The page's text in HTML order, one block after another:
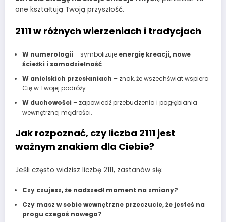
one kształtują Twoją przyszłość.
2111 w różnych wierzeniach i tradycjach
W numerologii – symbolizuje energię kreacji, nowe
ścieżki i samodzielność.
W anielskich przesłaniach – znak, że wszechświat wspiera
Cię w Twojej podróży.
W duchowości – zapowiedź przebudzenia i pogłębiania
wewnętrznej mądrości.
Jak rozpoznać, czy liczba 2111 jest
ważnym znakiem dla Ciebie?
Jeśli często widzisz liczbę 2111, zastanów się:
Czy czujesz, że nadszedł moment na zmiany?
Czy masz w sobie wewnętrzne przeczucie, że jesteś na
progu czegoś nowego?